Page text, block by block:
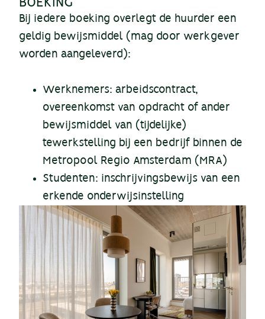
BOEKING
Bij iedere boeking overlegt de huurder een
geldig bewijsmiddel (mag door werkgever
worden aangeleverd):
Werknemers: arbeidscontract,
overeenkomst van opdracht of ander
bewijsmiddel van (tijdelijke)
tewerkstelling bij een bedrijf binnen de
Metropool Regio Amsterdam (MRA)
Studenten: inschrijvingsbewijs van een
erkende onderwijsinstelling